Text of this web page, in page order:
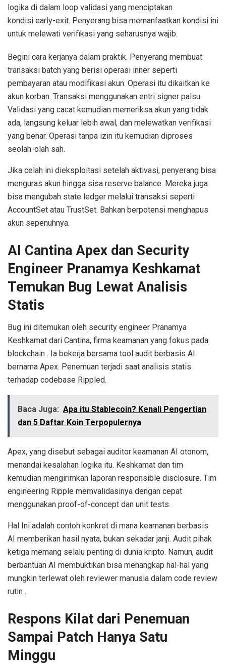
logika di dalam loop validasi yang menciptakan
kondisi early-exit. Penyerang bisa memanfaatkan kondisi ini
untuk melewati verifikasi yang seharusnya wajib.
Begini cara kerjanya dalam praktik. Penyerang membuat
transaksi batch yang berisi operasi inner seperti
pembayaran atau modifikasi akun. Operasi itu dikaitkan ke
akun korban. Transaksi menggunakan entri signer palsu.
Validasi yang cacat kemudian memeriksa akun yang tidak
ada, langsung keluar lebih awal, dan melewatkan verifikasi
yang benar. Operasi tanpa izin itu kemudian diproses
seolah-olah sah.
Jika celah ini dieksploitasi setelah aktivasi, penyerang bisa
menguras akun hingga sisa reserve balance. Mereka juga
bisa mengubah state ledger melalui transaksi seperti
AccountSet atau TrustSet. Bahkan berpotensi menghapus
akun sepenuhnya.
AI Cantina Apex dan Security
Engineer Pranamya Keshkamat
Temukan Bug Lewat Analisis
Statis
Bug ini ditemukan oleh security engineer Pranamya
Keshkamat dari Cantina, firma keamanan yang fokus pada
blockchain . Ia bekerja bersama tool audit berbasis AI
bernama Apex. Penemuan terjadi saat analisis statis
terhadap codebase Rippled.
Baca Juga: Apa itu Stablecoin? Kenali Pengertian
dan 5 Daftar Koin Terpopulernya
Apex, yang disebut sebagai auditor keamanan AI otonom,
menandai kesalahan logika itu. Keshkamat dan tim
kemudian mengirimkan laporan responsible disclosure. Tim
engineering Ripple memvalidasinya dengan cepat
menggunakan proof-of-concept dan unit tests.
Hal Ini adalah contoh konkret di mana keamanan berbasis
AI memberikan hasil nyata, bukan sekadar janji. Audit pihak
ketiga memang selalu penting di dunia kripto. Namun, audit
berbantuan AI membuktikan bisa menangkap hal-hal yang
mungkin terlewat oleh reviewer manusia dalam code review
rutin .
Respons Kilat dari Penemuan
Sampai Patch Hanya Satu
Minggu